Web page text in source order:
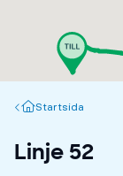
Startsida
Startsida
Linje 52